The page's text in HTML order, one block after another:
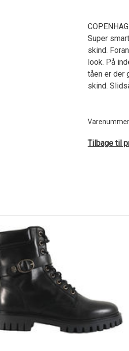
Super
skind.
look. På
tåen er der
skind.
Tilbage til